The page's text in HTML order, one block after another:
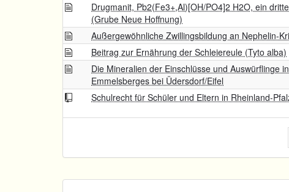
Drugmanit, Pb2(Fe3+,Al)[OH/PO4]2 H2O, ein
(Grube Neue Hoffnung)
Außergewöhnliche Zwillingsbildung an Nephelin-
Beitrag zur Ernährung der Schleiereule (Tyto alba)
Die Mineralien der Einschlüsse und Auswürflinge
Emmelsberges bei Üdersdorf/Eifel
Schulrecht für Schüler und Eltern in Rheinland-